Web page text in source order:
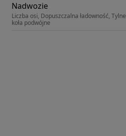
Nadwozie
Liczba osi, Dopuszczalna ładowność, Tylne
koła podwójne